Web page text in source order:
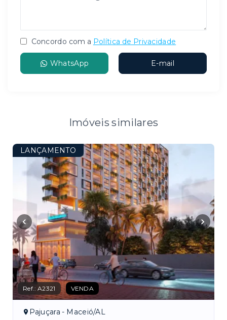
Concordo com a Política de Privacidade
WhatsApp E-mail
Imóveis similares
LANÇAMENTO
Ref.:A2321 VENDA
Pajuçara - Maceió/AL